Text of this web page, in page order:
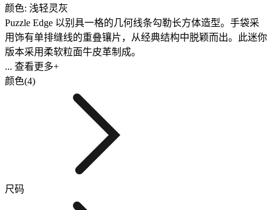
颜色: 浅轻灵灰
Puzzle Edge 以别具一格的几何线条勾勒长方体造型。手袋采
用饰有单排缝线的重叠镶片，从经典结构中脱颖而出。此迷你
版本采用柔软粒面牛皮革制成。
... 查看更多+
颜色(4)
尺码